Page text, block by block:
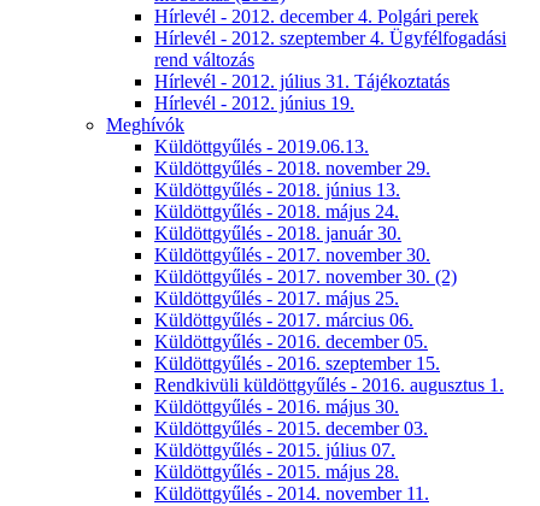
Hírlevél - 2012. december 4. Polgári perek
Hírlevél - 2012. szeptember 4. Ügyfélfogadási
rend változás
Hírlevél - 2012. július 31. Tájékoztatás
Hírlevél - 2012. június 19.
Meghívók
Küldöttgyűlés - 2019.06.13.
Küldöttgyűlés - 2018. november 29.
Küldöttgyűlés - 2018. június 13.
Küldöttgyűlés - 2018. május 24.
Küldöttgyűlés - 2018. január 30.
Küldöttgyűlés - 2017. november 30.
Küldöttgyűlés - 2017. november 30. (2)
Küldöttgyűlés - 2017. május 25.
Küldöttgyűlés - 2017. március 06.
Küldöttgyűlés - 2016. december 05.
Küldöttgyűlés - 2016. szeptember 15.
Rendkivüli küldöttgyűlés - 2016. augusztus 1.
Küldöttgyűlés - 2016. május 30.
Küldöttgyűlés - 2015. december 03.
Küldöttgyűlés - 2015. július 07.
Küldöttgyűlés - 2015. május 28.
Küldöttgyűlés - 2014. november 11.